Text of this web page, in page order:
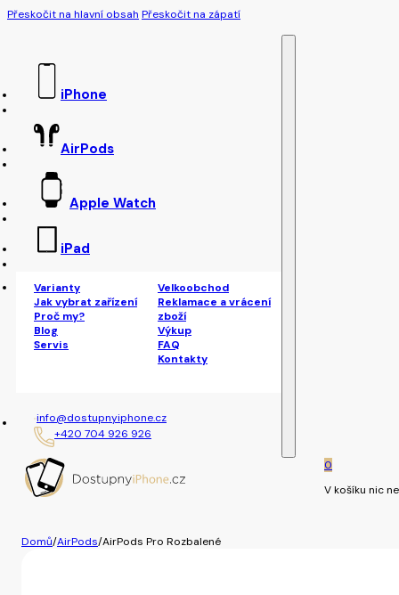
Přeskočit na hlavní obsah Přeskočit na zápatí
iPhone
AirPods
Apple Watch
iPad
Varianty
Jak vybrat zařízení
Proč my?
Blog
Servis
Velkoobchod
Reklamace a vrácení
zboží
Výkup
FAQ
Kontakty
info@dostupnyiphone.cz
+420 704 926 926
0
V košíku nic
Domů/AirPods/AirPods Pro Rozbalené